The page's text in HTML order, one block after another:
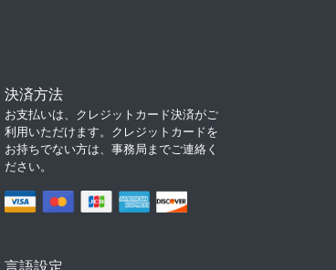
決済方法
お支払いは、クレジットカード決済がご
利用いただけます。クレジットカードを
お持ちでない方は、事務局までご連絡く
ださい。
言語設定